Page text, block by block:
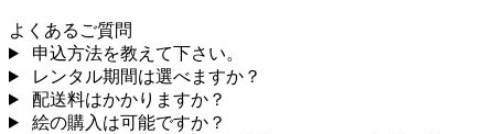
よくあるご質問
申込方法を教えて下さい。
レンタル期間は選べますか？
配送料はかかりますか？
絵の購入は可能ですか？